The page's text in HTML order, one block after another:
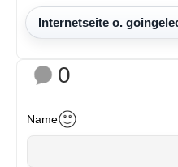
Internetseite o.
0
Name